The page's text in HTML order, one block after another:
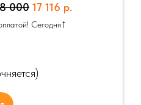
000 17 116 р.
Сегодня↑